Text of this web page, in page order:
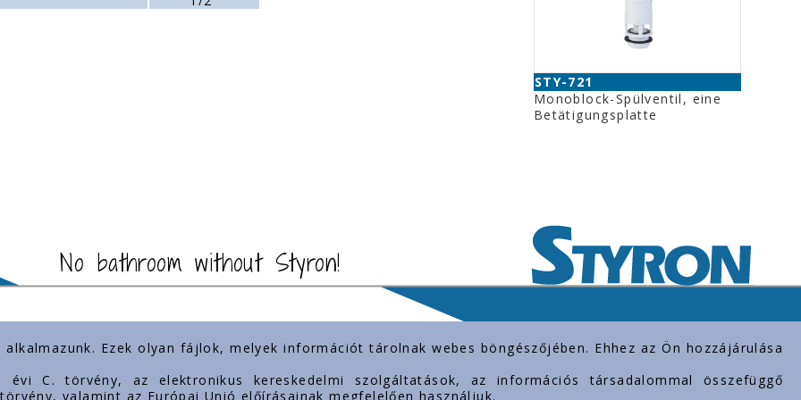
STY-721
Monoblock-Spülventil, eine
Betätigungsplatte
No bathroom without Styron!
links Our presence
alkalmazunk. Ezek olyan fájlok, melyek információt tárolnak webes böngészőjében. Ehhez az Ön hozzájárulása
C. törvény, az elektronikus kereskedelmi szolgáltatások, az információs társadalommal összefüggő
valamint az Európai Unió előírásainak megfelelően használjuk.